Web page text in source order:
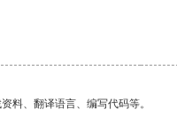
料、翻译语言、编写代码等。